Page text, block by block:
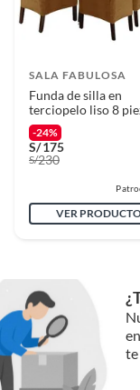
SALA FABULOSA
Funda de silla en
terciopelo liso 8
Camel
-24%
S/175
S/230
VER
te